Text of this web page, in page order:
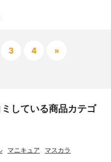
3 4 »
している商品カテゴ
マニキュア マスカラ